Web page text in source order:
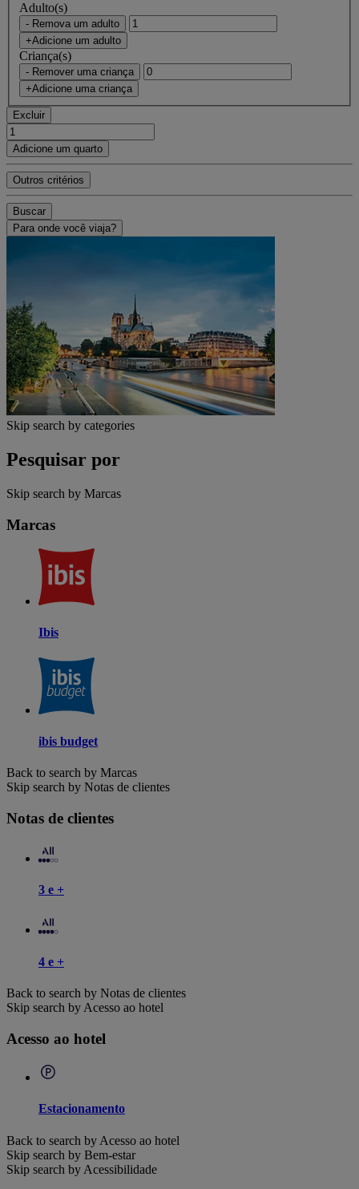
Adulto(s)
- Remova um adulto
+Adicione um adulto
Criança(s)
- Remover uma criança
+Adicione uma criança
Excluir
Adicione um quarto
Outros critérios
Buscar
Para onde você viaja?
Skip search by categories
Pesquisar por
Skip search by Marcas
Marcas
Ibis
ibis budget
Back to search by Marcas
Skip search by Notas de clientes
Notas de clientes
3 e +
4 e +
Back to search by Notas de clientes
Skip search by Acesso ao hotel
Acesso ao hotel
Estacionamento
Back to search by Acesso ao hotel
Skip search by Bem-estar
Skip search by Acessibilidade